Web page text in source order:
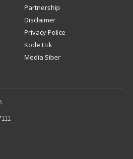
Partnership
Disclaimer
Privacy Police
Kode Etik
Media Siber